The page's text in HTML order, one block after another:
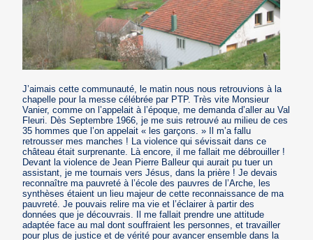
J’aimais cette communauté, le matin nous nous retrouvions à la
chapelle pour la messe célébrée par PTP. Très vite Monsieur
Vanier, comme on l’appelait à l’époque, me demanda d’aller au Val
Fleuri. Dès Septembre 1966, je me suis retrouvé au milieu de ces
35 hommes que l’on appelait « les garçons. » Il m’a fallu
retrousser mes manches ! La violence qui sévissait dans ce
château était surprenante. Là encore, il me fallait me débrouiller !
Devant la violence de Jean Pierre Balleur qui aurait pu tuer un
assistant, je me tournais vers Jésus, dans la prière ! Je devais
reconnaître ma pauvreté à l’école des pauvres de l’Arche, les
synthèses étaient un lieu majeur de cette reconnaissance de ma
pauvreté. Je pouvais relire ma vie et l’éclairer à partir des
données que je découvrais. Il me fallait prendre une attitude
adaptée face au mal dont souffraient les personnes, et travailler
pour plus de justice et de vérité pour avancer ensemble dans la